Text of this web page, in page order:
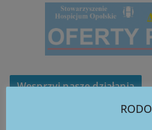
Wesprzyj nasze działania
RODO